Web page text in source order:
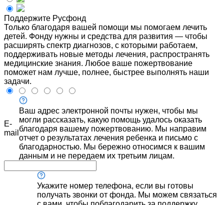
Поддержите Русфонд
Только благодаря вашей помощи мы помогаем лечить
детей. Фонду нужны и средства для развития — чтобы
расширять спектр диагнозов, с которыми работаем,
поддерживать новые методы лечения, распространять
медицинские знания. Любое ваше пожертвование
поможет нам лучше, полнее, быстрее выполнять наши
задачи.
E-
mail
Ваш адрес электронной почты нужен, чтобы мы
могли рассказать, какую помощь удалось оказать
благодаря вашему пожертвованию. Мы направим
отчет о результатах лечения ребенка и письмо с
благодарностью. Мы бережно относимся к вашим
данным и не передаем их третьим лицам.
Укажите номер телефона, если вы готовы
получать звонки от фонда. Мы можем связаться